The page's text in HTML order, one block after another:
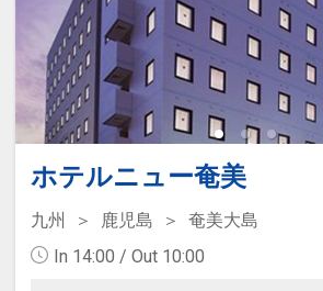
ホテルニュー奄美
九州 鹿児島
奄美大島
In 14:00 / Out 10:00